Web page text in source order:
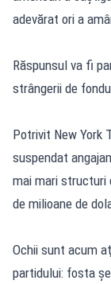
adevărat ori a
Răspunsul va fi
strângerii de
Potrivit New York
suspendat
mai mari structuri
de milioane de
Ochii sunt acum
partidului: fosta